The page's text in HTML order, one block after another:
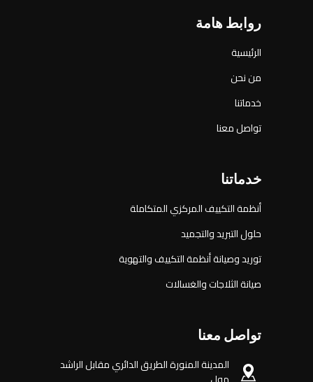
روابط هامة
الرئيسية
من نحن
خدماتنا
تواصل معنا
خدماتنا
أنظمة التكييف المركزي المتكاملة
حلول التبريد والتجميد
توريد وصيانة أنظمة التكييف والتهوية
صيانة الثلاجات والغسالات
تواصل معنا
المدينة المنورة الطريق الدائري مقابل الراشد